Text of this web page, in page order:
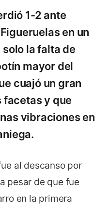
1-2 ante
en un
la falta de
mayor del
cuajó un gran
facetas y que
vibraciones en
al descanso por
pesar de que fue
en la primera